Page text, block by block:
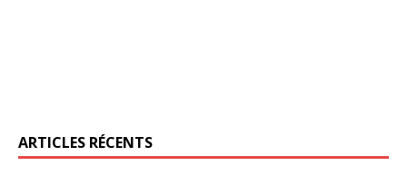
ARTICLES RÉCENTS